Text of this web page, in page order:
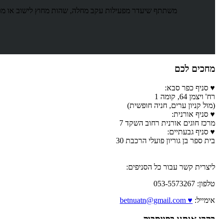
משתתף שיעדר מפעילות עקב מחלה, שהות מחוץ לישוב או
מחכים לכם
♥ סניף כפר סבא:
רח' ויצמן 64, קומה 1
(מול קניון ערים, חניה חופשית)
♥ סניף אורנית:
מרכז חוגים אורנית רחוב השקד 7
♥ סניף גבעתיים:
בית ספר בן גוריון פועלי הרכבת 30
ליצרית קשר עבור כל הסניפים:
טלפון: 053-5573267
אימייל: ♥ betnuatn@gmail.com